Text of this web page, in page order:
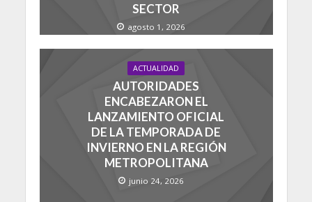
SECTOR
agosto 1, 2026
ACTUALIDAD
AUTORIDADES
ENCABEZARON EL
LANZAMIENTO OFICIAL
DE LA TEMPORADA DE
INVIERNO EN LA REGIÓN
METROPOLITANA
junio 24, 2026